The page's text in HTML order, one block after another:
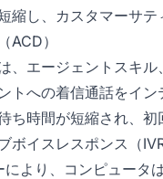
縮し、カスタマーサテ
ACD）
、エージェントスキ
トへの着信通話をイ
ち時間が短縮され、初
ボイスレスポンス（IVR
により、コンピュータ